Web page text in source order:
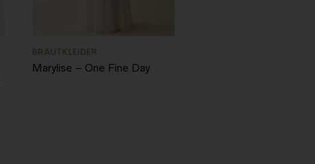
BRAUTKLEIDER
Marylise – One Fine Day